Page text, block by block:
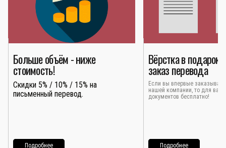
Больше объём - ниже
стоимость!
Скидки 5% / 10% / 15% на
письменный перевод.
Подробнее
Вёрстка в подарок
заказ перевода
Если вы впервые
нашей компании, то для вас
документов бесплатно!
Подробнее